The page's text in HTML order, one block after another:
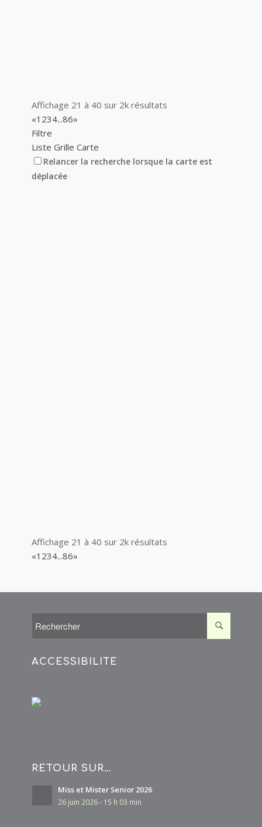
Affichage 21 à 40 sur 2k résultats
«1 234...86»
Filtre
Liste Grille Carte
Relancer la recherche lorsque la carte est
déplacée
Affichage 21 à 40 sur 2k résultats
«1 234...86»
ACCESSIBILITÉ
RETOUR SUR…
Miss et Mister Senior 2026
26 juin 2026 - 15 h 03 min